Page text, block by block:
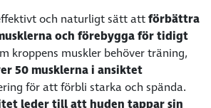
och naturligt sätt attförbättra
och förebygga för tidigt
kroppens muskler behöver träning,
50 musklerna i ansiktet
för att förbli starka och spända.
leder till att huden tappar sin